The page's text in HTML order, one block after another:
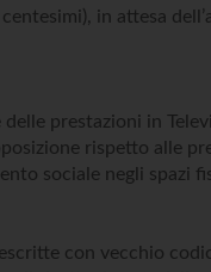
in attesa
prestazioni in
rispetto alle
sociale negli spazi
con vecchio